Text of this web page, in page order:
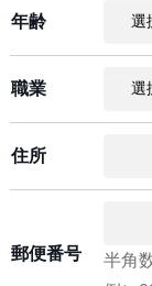
年齢
職業
住所
郵便番号
半角